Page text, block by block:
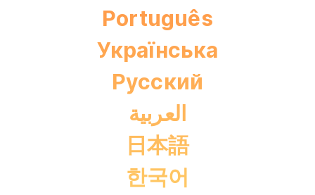
Português
Українська
Pусский
العربية
日本語
한국어